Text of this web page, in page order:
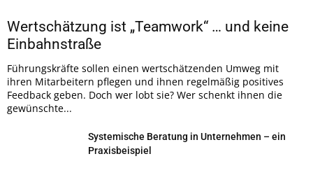
Wertschätzung ist „Teamwork“ … und keine
Einbahnstraße
Führungskräfte sollen einen wertschätzenden Umweg mit
ihren Mitarbeitern pflegen und ihnen regelmäßig positives
Feedback geben. Doch wer lobt sie? Wer schenkt ihnen die
gewünschte...
Systemische Beratung in Unternehmen – ein
Praxisbeispiel